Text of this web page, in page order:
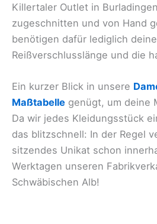
Killertaler Outlet in
zugeschnitten und von Hand
benötigen dafür lediglich
Reißverschlusslänge und die
Ein kurzer Blick in unsere
Maßtabelle genügt, um deine
Da wir jedes Kleidungsstück
das blitzschnell: In der Regel
sitzendes Unikat schon
Werktagen unseren
Schwäbischen Alb!